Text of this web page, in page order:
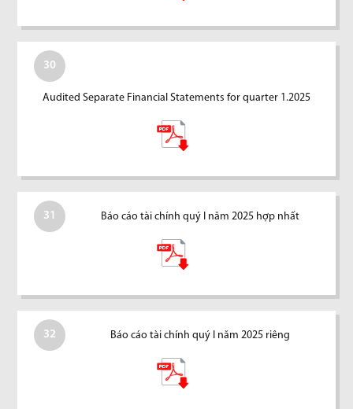
30
Audited Separate Financial Statements for quarter 1.2025
31 Báo cáo tài chính quý I năm 2025 hợp nhất
32 Báo cáo tài chính quý I năm 2025 riêng